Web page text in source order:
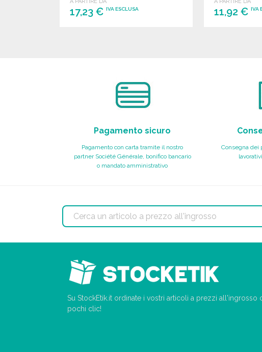
17,23 € IVA ESCLUSA 11,92 €IVA
Pagamento sicuro
Pagamento con carta tramite il nostro
partner Société Générale, bonifico bancario
o mandato amministrativo
Consegna dei
Su StockEtik.it ordinate i vostri articoli a prezzi all'ingrosso
pochi clic!